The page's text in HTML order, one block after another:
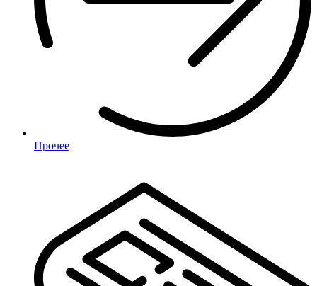
Прочее